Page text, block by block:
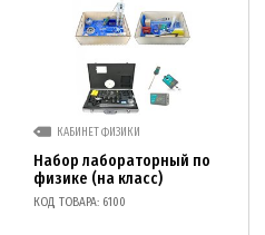
КАБИНЕТ ФИЗИКИ
Набор лабораторный по
физике (на класс)
КОД ТОВАРА: 6100